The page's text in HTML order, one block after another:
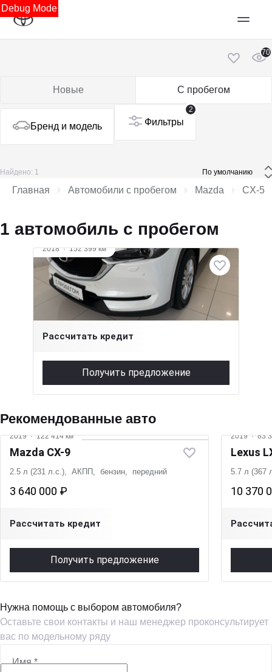
Debug Mode
70
Новые С пробегом
Бренд и модель
2
Фильтры
Найдено: 1
Главная Автомобили с пробегом Mazda CX‑5
1 автомобиль с пробегом
2018·152 399 км
Mazda CX-5
2 л (150 л.с.), АКПП, бензин, полный
2 460 000 ₽
Рассчитать кредит
Получить предложение
Рекомендованные авто
2019·122 414 км
Mazda CX-9
2.5 л (231 л.с.), АКПП, бензин, передний
3 640 000 ₽
Рассчитать кредит
Получить предложение
2019·83
Lexus
5.7 л (367
10 370
Нужна помощь с выбором автомобиля?
Оставьте свои контакты и наш менеджер проконсультирует
вас по модельному ряду
Имя*